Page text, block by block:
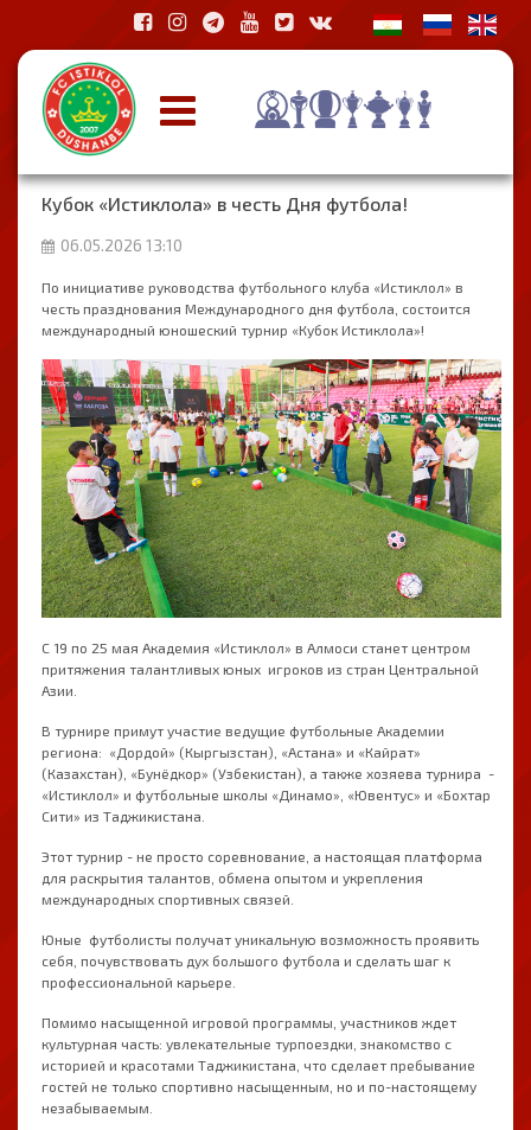
Кубок «Истиклола» в честь Дня футбола!
06.05.2026 13:10
По инициативе руководства футбольного клуба «Истиклол» в
честь празднования Международного дня футбола, состоится
международный юношеский турнир «Кубок Истиклола»!
С 19 по 25 мая Академия «Истиклол» в Алмоси станет центром
притяжения талантливых юных игроков из стран Центральной
Азии.
В турнире примут участие ведущие футбольные Академии
региона: «Дордой» (Кыргызстан), «Астана» и «Кайрат»
(Казахстан), «Бунёдкор» (Узбекистан), а также хозяева турнира -
«Истиклол» и футбольные школы «Динамо», «Ювентус» и «Бохтар
Сити» из Таджикистана.
Этот турнир - не просто соревнование, а настоящая платформа
для раскрытия талантов, обмена опытом и укрепления
международных спортивных связей.
Юные футболисты получат уникальную возможность проявить
себя, почувствовать дух большого футбола и сделать шаг к
профессиональной карьере.
Помимо насыщенной игровой программы, участников ждет
культурная часть: увлекательные турпоездки, знакомство с
историей и красотами Таджикистана, что сделает пребывание
гостей не только спортивно насыщенным, но и по-настоящему
незабываемым.